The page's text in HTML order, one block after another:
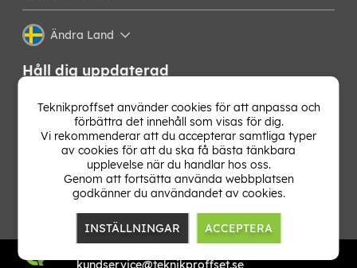
Ändra Land
Håll dig uppdaterad
Få de senaste nyheterna, hetaste erbjudandena och
bästa tipsen från oss direkt i din mejlkorg. Signa upp på
vårt nyhetsbrev!
kundservice@teknikproffset.se
Teknikproffset använder cookies för att anpassa och
förbättra det innehåll som visas för dig.
Vi rekommenderar att du accepterar samtliga typer
av cookies för att du ska få bästa tänkbara
upplevelse när du handlar hos oss.
Genom att fortsätta använda webbplatsen
godkänner du användandet av cookies.
INSTÄLLNINGAR ACCEPTERA